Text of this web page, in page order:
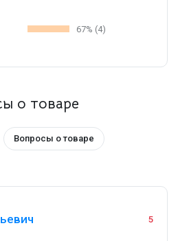
67% (4)
о товаре
Вопросы о товаре
5